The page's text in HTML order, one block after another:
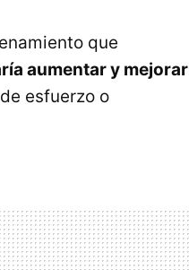
que
aumentar y mejorar
esfuerzo o